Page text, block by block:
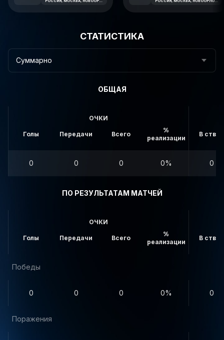
СТАТИСТИКА
Суммарно
ОБЩАЯ
ОЧКИ
Голы Передачи Всего
%
реализации
В створ
0 0 0 0% 0
ПО РЕЗУЛЬТАТАМ МАТЧЕЙ
ОЧКИ
Голы Передачи Всего
%
реализации
В створ
Победы
0 0 0 0% 0
Поражения